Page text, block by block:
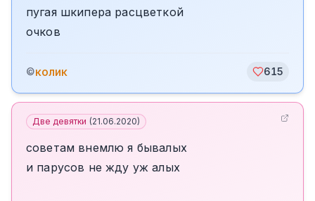
пугая шкипера расцветкой
очков
©колик 615
Две девятки (21.06.2020)
советам внемлю я бывалых
и парусов не жду уж алых